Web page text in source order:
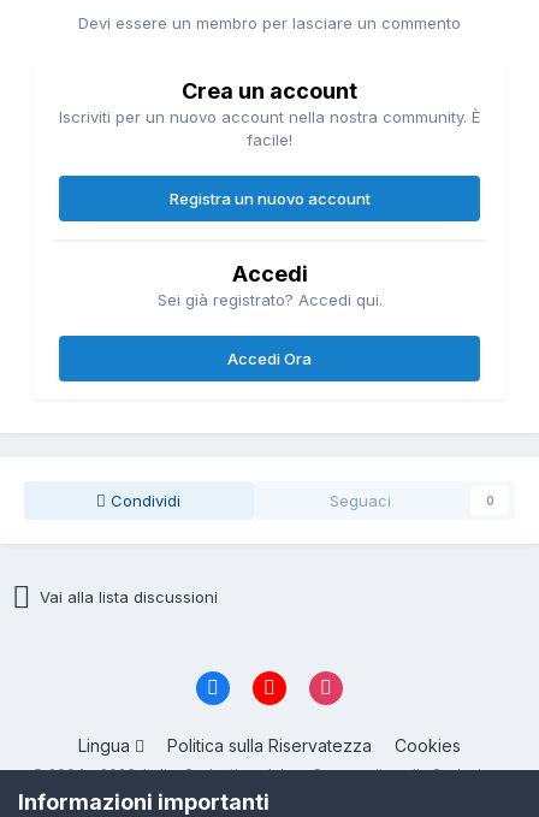
Devi essere un membro per lasciare un commento
Crea un account
Iscriviti per un nuovo account nella nostra community. È
facile!
Registra un nuovo account
Accedi
Sei già registrato? Accedi qui.
Accedi Ora
Condividi Seguaci 0
Vai alla lista discussioni
Lingua Politica sulla Riservatezza Cookies
© 2004 - 2026, ItalianSeduction.club — Community sulla Seduzione
numero 1 in Italia
Informazioni importanti